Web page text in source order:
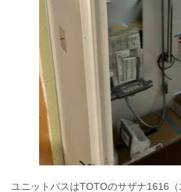
ユニットバスはTOTOのサザナ1616（